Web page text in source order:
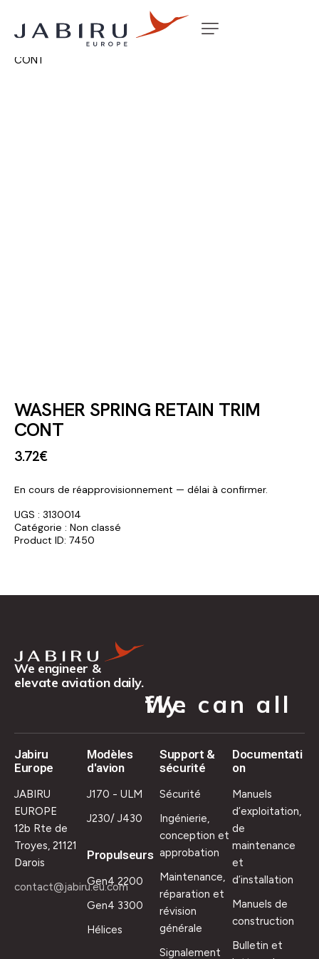
Accueil Non classé
CONT
WASHER SPRING RETAIN TRIM
CONT
3.72€
En cours de réapprovisionnement — délai à confirmer.
UGS : 3130014
Catégorie : Non classé
Product ID: 7450
We engineer &
elevate aviation daily.
We can all fly.
Jabiru
Europe
JABIRU
EUROPE
12b Rte de
Troyes, 21121
Darois
contact@jabiru.eu.com
Modèles
d'avion
J170 - ULM
J230/ J430
Propulseurs
Gen4 2200
Gen4 3300
Hélices
Support &
sécurité
Sécurité
Ingénierie,
conception et
approbation
Maintenance,
réparation et
révision
générale
Signalement
Documentati
on
Manuels
d’exploitation,
de
maintenance
et
d’installation
Manuels de
construction
Bulletin et